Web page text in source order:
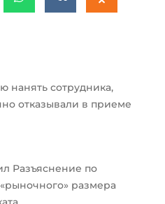
нанять сотрудника,
отказывали в приеме
Разъяснение по
размера